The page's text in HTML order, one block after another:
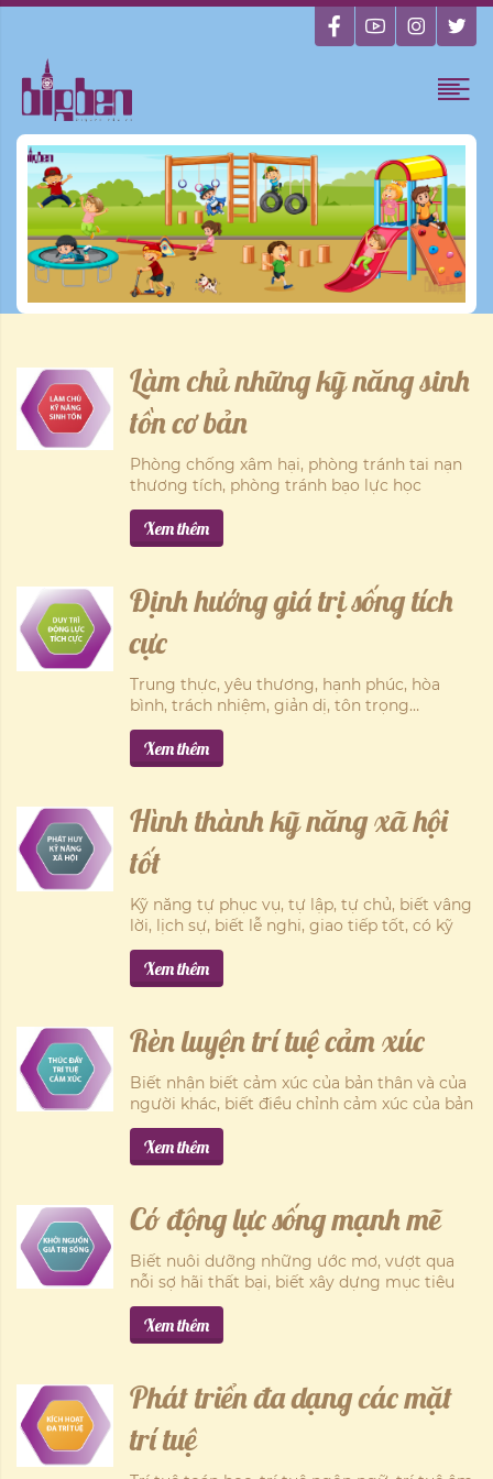
Làm chủ những kỹ năng sinh
tồn cơ bản
Phòng chống xâm hại, phòng tránh tai nạn
thương tích, phòng tránh bạo lực học
đường, tìm kiếm sự giúp đỡ khi gặp nguy
hiểm, từ bỏ thói quen có hại, duy trì thói
quen có lợi để bảo vệ sức khỏe...
Xem thêm
Định hướng giá trị sống tích
cực
Trung thực, yêu thương, hạnh phúc, hòa
bình, trách nhiệm, giản dị, tôn trọng…
Xem thêm
Hình thành kỹ năng xã hội
tốt
Kỹ năng tự phục vụ, tự lập, tự chủ, biết vâng
lời, lịch sự, biết lễ nghi, giao tiếp tốt, có kỹ
năng kết bạn, biết ra quyết định và giải
quyết vấn đề trong những tình huống đơn
giản.
Xem thêm
Rèn luyện trí tuệ cảm xúc
Biết nhận biết cảm xúc của bản thân và của
người khác, biết điều chỉnh cảm xúc của bản
thân và bước đầu điều chỉnh cảm xúc của
người khác.
Xem thêm
Có động lực sống mạnh mẽ
Biết nuôi dưỡng những ước mơ, vượt qua
nỗi sợ hãi thất bại, biết xây dựng mục tiêu
vừa sức và kiên trì thực hiện mục tiêu, biết
từ bỏ thói quen xấu, tạo lập và duy trì thói
quen tốt, biết tập trung, tự tin.
Xem thêm
Phát triển đa dạng các mặt
trí tuệ